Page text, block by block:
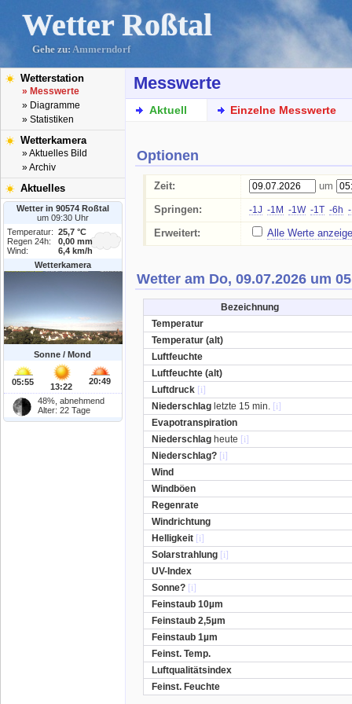
Wetter Roßtal
Gehe zu: Ammerndorf
Wetterstation
» Messwerte
» Diagramme
» Statistiken
Wetterkamera
» Aktuelles Bild
» Archiv
Aktuelles
Wetter in 90574 Roßtal
um 09:30 Uhr
Temperatur:
25,7 °C
Regen 24h:
0,00 mm
Wind:
6,4 km/h
Wetterkamera
Sonne / Mond
05:55 13:22
20:49
48%, abnehmend
Alter: 22 Tage
Messwerte
Aktuell Einzelne Messwerte
Optionen
Zeit:
um
Springen:
-1J -1M -1W -1T -6h
Erweitert: Alle Werte
Wetter am Do, 09.07.2026 um
Bezeichnung
Temperatur
Temperatur (alt)
Luftfeuchte
Luftfeuchte (alt)
Luftdruck [i]
Niederschlag letzte 15 min. [i]
Evapotranspiration
Niederschlag heute [i]
Niederschlag? [i]
Wind
Windböen
Regenrate
Windrichtung
Helligkeit [i]
Solarstrahlung [i]
UV-Index
Sonne? [i]
Feinstaub 10µm
Feinstaub 2,5µm
Feinstaub 1µm
Feinst. Temp.
Luftqualitätsindex
Feinst. Feuchte